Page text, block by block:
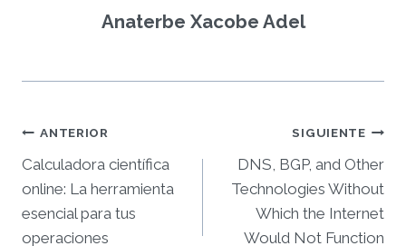
Anaterbe Xacobe Adel
Navegación
de
entradas
ANTERIOR
Calculadora científica
online: La herramienta
esencial para tus
operaciones
SIGUIENTE
DNS, BGP, and Other
Technologies Without
Which the Internet
Would Not Function